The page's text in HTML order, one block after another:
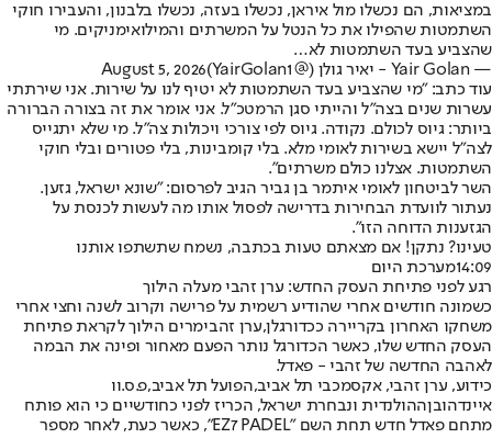
במציאות, הם נכשלו מול איראן, נכשלו בעזה, נכשלו בלבנון, והעבירו חוקי
השתמטות שהפילו את כל הנטל על המשרתים והמילואימניקים. מי
שהצביע בעד השתמטות לא…
— Yair Golan - יאיר גולן (@YairGolan1)
August 5, 2026
עוד כתב: "מי שהצביע בעד השתמטות לא יטיף לנו על שירות. אני שירתתי
עשרות שנים בצה״ל והייתי סגן הרמטכ״ל. אני אומר את זה בצורה הברורה
ביותר: גיוס לכולם. נקודה. גיוס לפי צורכי ויכולות צה״ל. מי שלא יתגייס
לצה״ל יישא בשירות לאומי מלא. בלי קומבינות, בלי פטורים ובלי חוקי
השתמטות. אצלנו כולם משרתים".
השר לביטחון לאומי איתמר בן גביר הגיב לפרסום: "שונא ישראל, גזען.
נעתור לוועדת הבחירות בדרישה לפסול אותו מה לעשות לכנסת על
הגזענות הדוחה הזו".
טעינו? נתקן! אם מצאתם טעות בכתבה, נשמח שתשתפו אותנו
14:09מערכת היום
רגע לפני פתיחת העסק החדש: ערן זהבי מעלה הילוך
כשמונה חודשים אחרי שהודיע רשמית על פרישה וקרוב לשנה וחצי אחרי
משחקו האחרון בקריירה ככדורגלן,ערן זהבימרים הילוך לקראת פתיחת
העסק החדש שלו, כאשר הכדורגל נותר הפעם מאחור ופינה את הבמה
לאהבה החדשה של זהבי - פאדל.
כידוע, ערן זהבי, אקסמכבי תל אביב,הפועל תל אביב,פ.ס.וו
איינדהובןההולנדית ונבחרת ישראל, הכריז לפני כחודשיים כי הוא פותח
מתחם פאדל חדש תחת השם "EZ7 PADEL", כאשר כעת, לאחר מספר